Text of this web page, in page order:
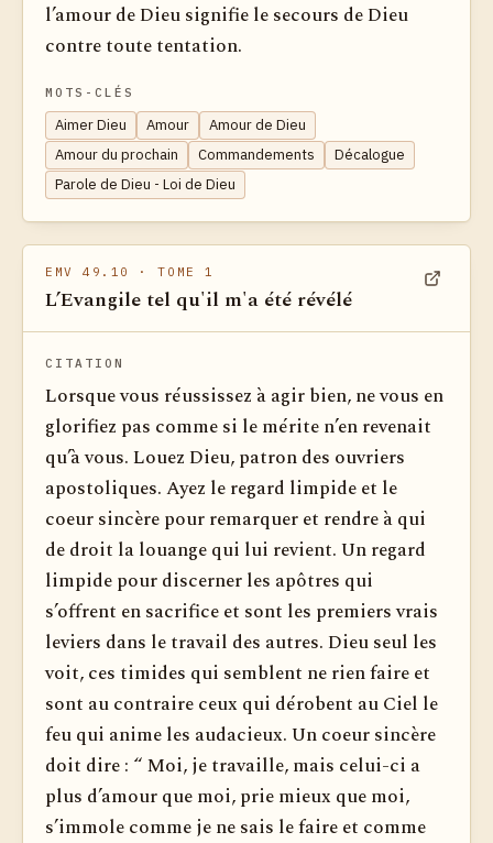
l’amour de Dieu signifie le secours de Dieu
contre toute tentation.
MOTS-CLÉS
Aimer Dieu Amour
Amour de Dieu
Amour du prochain
Commandements
Décalogue
Parole de Dieu - Loi de Dieu
EMV 49.10 · TOME 1
L’Evangile tel qu'il m'a été révélé
CITATION
Lorsque vous réussissez à agir bien, ne vous en
glorifiez pas comme si le mérite n’en revenait
qu’à vous. Louez Dieu, patron des ouvriers
apostoliques. Ayez le regard limpide et le
coeur sincère pour remarquer et rendre à qui
de droit la louange qui lui revient. Un regard
limpide pour discerner les apôtres qui
s’offrent en sacrifice et sont les premiers vrais
leviers dans le travail des autres. Dieu seul les
voit, ces timides qui semblent ne rien faire et
sont au contraire ceux qui dérobent au Ciel le
feu qui a­nime les audacieux. Un coeur sincère
doit dire : “ Moi, je travaille, mais celui-ci a
plus d’amour que moi, prie mieux que moi,
s’immole comme je ne sais le faire et comme